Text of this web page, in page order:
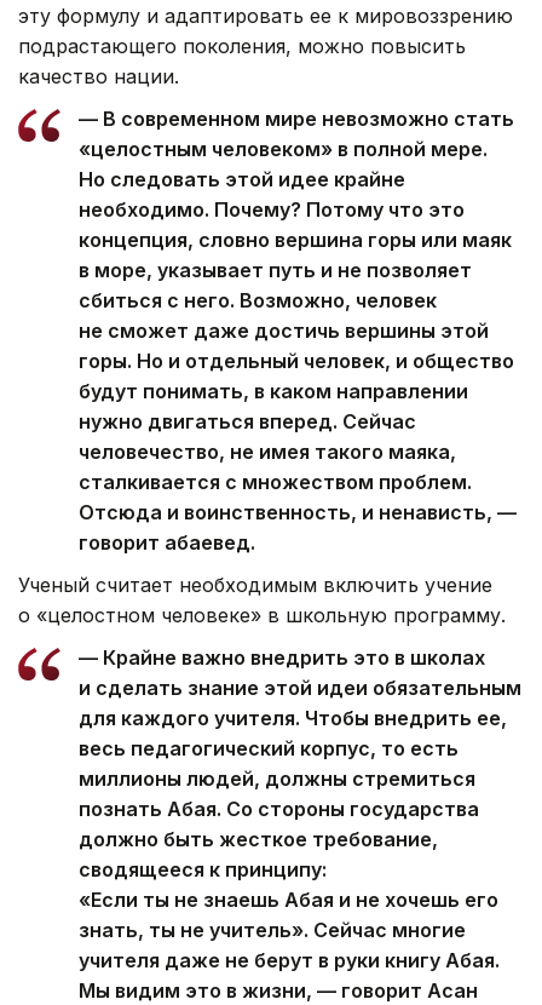
эту формулу и адаптировать ее к мировоззрению
подрастающего поколения, можно повысить
качество нации.
— В современном мире невозможно стать
«целостным человеком» в полной мере.
Но следовать этой идее крайне
необходимо. Почему? Потому что это
концепция, словно вершина горы или маяк
в море, указывает путь и не позволяет
сбиться с него. Возможно, человек
не сможет даже достичь вершины этой
горы. Но и отдельный человек, и общество
будут понимать, в каком направлении
нужно двигаться вперед. Сейчас
человечество, не имея такого маяка,
сталкивается с множеством проблем.
Отсюда и воинственность, и ненависть, —
говорит абаевед.
Ученый считает необходимым включить учение
о «целостном человеке» в школьную программу.
— Крайне важно внедрить это в школах
и сделать знание этой идеи обязательным
для каждого учителя. Чтобы внедрить ее,
весь педагогический корпус, то есть
миллионы людей, должны стремиться
познать Абая. Со стороны государства
должно быть жесткое требование,
сводящееся к принципу:
«Если ты не знаешь Абая и не хочешь его
знать, ты не учитель». Сейчас многие
учителя даже не берут в руки книгу Абая.
Мы видим это в жизни, — говорит Асан